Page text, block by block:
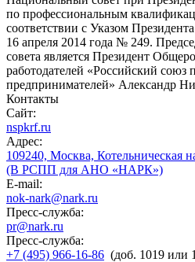
по профессиональным
соответствии с Указом
16 апреля 2014 года № 249.
совета является Президент
работодателей «Российский
предпринимателей» Александр
Контакты
Сайт:
nspkrf.ru
Адрес:
109240, Москва, Котельническая
(В РСПП для АНО «НАРК»)
E-mail:
nok-nark@nark.ru
Пресс-служба:
pr@nark.ru
Пресс-служба:
+7 (495) 966-16-86 (доб. 1019 или